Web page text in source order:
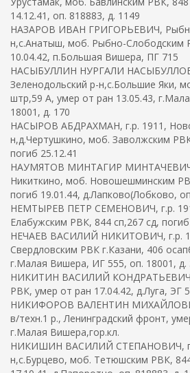
14.12.41, оп. 818883, д. 1149
НАЗАРОВ ИВАН ГРИГОРЬЕВИЧ,
н,с.Анатыш, моб. Рыбно-Слободским
10.04.42, п.Большая Вишера, ПГ 715
НАСЫБУЛЛИН НУРГАЛИ
Зеленодольский р-н,с.Большие Яки,
штр,59 А, умер от ран 13.05.43,
18001, д. 170
НАСЫРОВ АБДРАХМАН, г.р. 1911,
н,д.Чертушкино, моб. Заволжским
погиб 25.12.41
НАУМЯТОВ МИНТАГИР МИНТАЧЕВИЧ,
Никиткино, моб. Новошешминским
погиб 19.01.44, д.Лапково(Лобково,
НЕМТЫРЕВ ПЕТР СЕМЕНОВИЧ, г.р.
Елабужским РВК, 844 сп,267 сд,
НЕЧАЕВ ВАСИЛИЙ НИКИТОВИЧ, г.р.
Свердловским РВК г.Казани, 406
г.Малая Вишера, ИГ 555, оп. 18001, д.
НИКИТИН ВАСИЛИЙ КОНДРАТЬЕВИЧ,
РВК, умер от ран 17.04.42, д.Луга, ЭГ
НИКИФОРОВ ВАЛЕНТИН
в/техн.1 р., Ленинградский фронт,
г.Малая Вишера,гор.кл.
НИКИШИН ВАСИЛИЙ СТЕПАНОВИЧ,
н,с.Бурцево, моб. Тетюшским РВК,